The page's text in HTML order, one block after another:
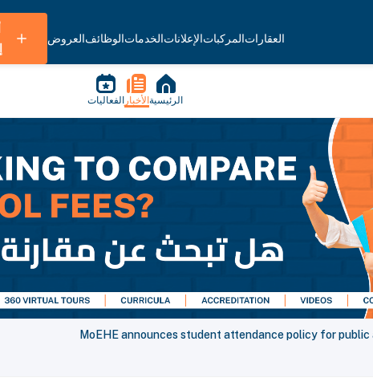
العقاراتالمركباتالإعلاناتالخدماتالوظائفالعروض
الرئيسية الأخبار الفعاليات
MoEHE announces student attendance policy for